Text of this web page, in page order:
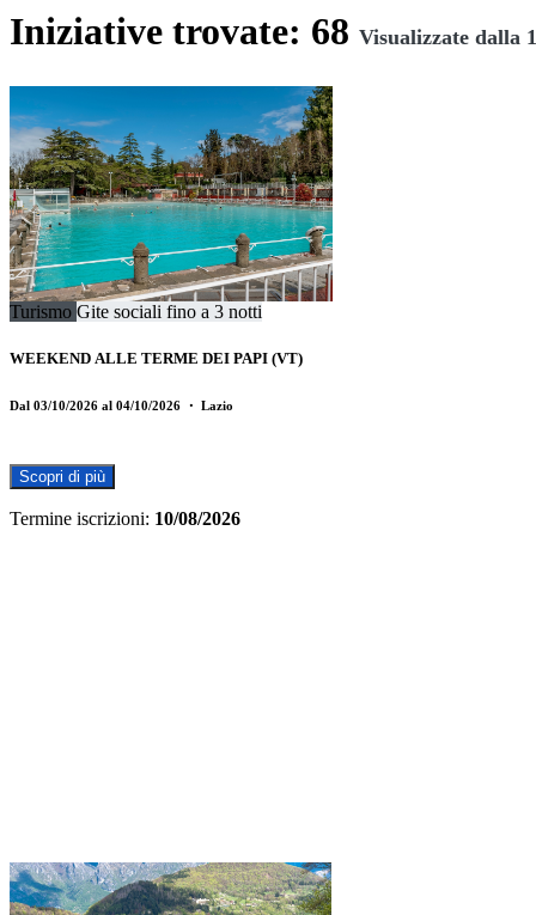
Iniziative trovate: 68 Visualizzate dalla
Turismo Gite sociali fino a 3 notti
WEEKEND ALLE TERME DEI PAPI (VT)
Dal 03/10/2026 al 04/10/2026 ・ Lazio
Scopri di più
Termine iscrizioni: 10/08/2026